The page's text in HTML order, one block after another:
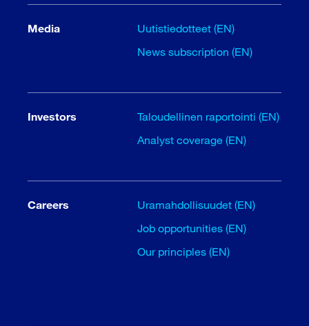
Media
Uutistiedotteet (EN)
News subscription (EN)
Investors
Taloudellinen raportointi (EN)
Analyst coverage (EN)
Careers
Uramahdollisuudet (EN)
Job opportunities (EN)
Our principles (EN)